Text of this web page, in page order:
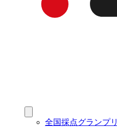
全国採点グランプリ